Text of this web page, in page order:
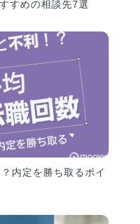
すめの相談先7選
内定を勝ち取るポイ